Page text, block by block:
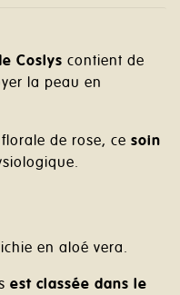
Coslys contient de
la peau en
de rose, ce soin
en aloé vera.
est classée dans le